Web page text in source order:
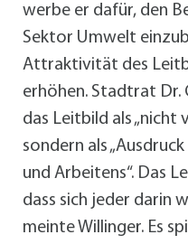
werbe er dafür, den
Sektor Umwelt
Attraktivität des
erhöhen. Stadtrat Dr.
das Leitbild als „nicht
sondern als
und Arbeitens“. Das
dass sich jeder darin
meinte Willinger. Es